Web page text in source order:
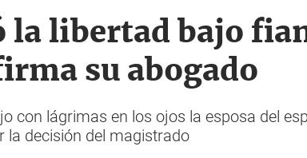
la libertad bajo
su abogado
con lágrimas en los ojos la esposa del
la decisión del magistrado